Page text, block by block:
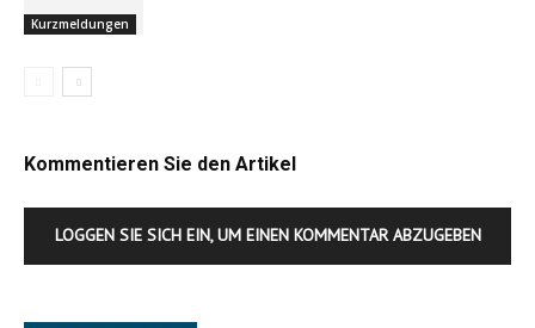
Kurzmeldungen
Kommentieren Sie den Artikel
LOGGEN SIE SICH EIN, UM EINEN KOMMENTAR ABZUGEBEN